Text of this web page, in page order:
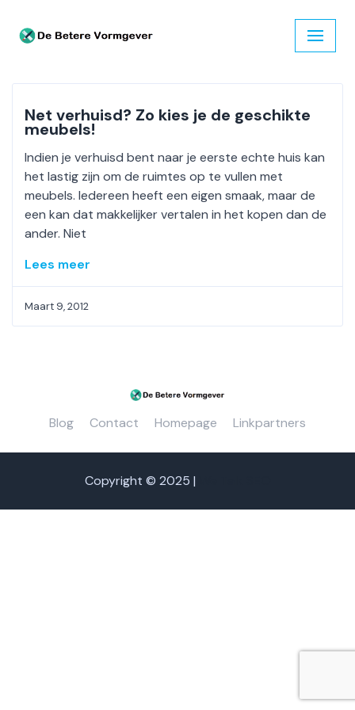
Ga
de
Net verhuisd? Zo kies je de geschikte
meubels!
Indien je verhuisd bent naar je eerste echte huis kan
het lastig zijn om de ruimtes op te vullen met
meubels. Iedereen heeft een eigen smaak, maar de
een kan dat makkelijker vertalen in het kopen dan de
ander. Niet
Lees meer
Maart 9, 2012
Blog Contact Homepage Linkpartners
Copyright © 2025 |